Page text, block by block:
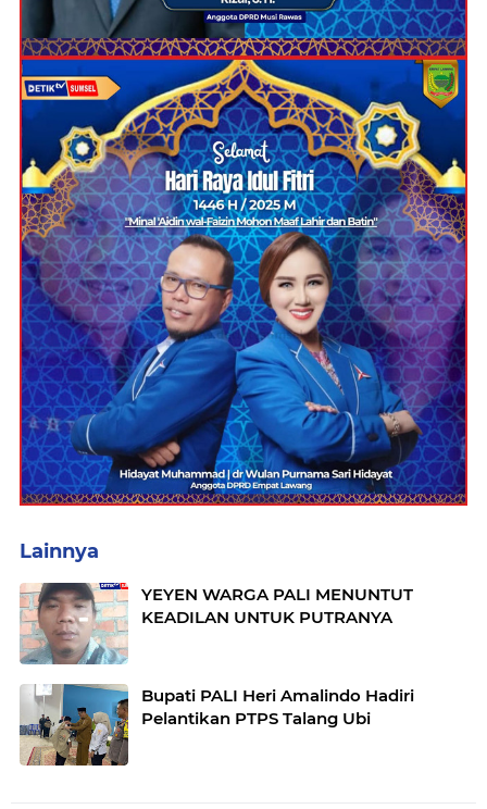
Lainnya
YEYEN WARGA PALI MENUNTUT
KEADILAN UNTUK PUTRANYA
Bupati PALI Heri Amalindo Hadiri
Pelantikan PTPS Talang Ubi